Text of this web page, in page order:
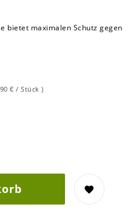
bietet maximalen Schutz gegen
€ / Stück )